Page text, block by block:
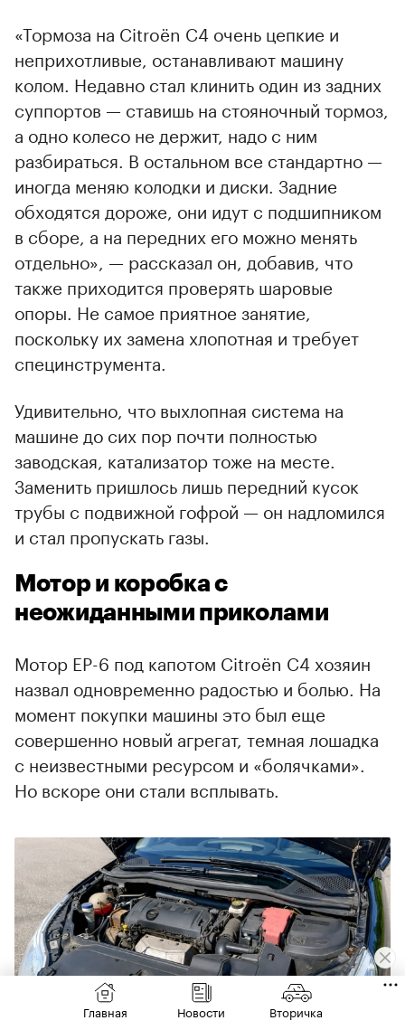
«Тормоза на Citroёn С4 очень цепкие и
неприхотливые, останавливают машину
колом. Недавно стал клинить один из задних
суппортов — ставишь на стояночный тормоз,
а одно колесо не держит, надо с ним
разбираться. В остальном все стандартно —
иногда меняю колодки и диски. Задние
обходятся дороже, они идут с подшипником
в сборе, а на передних его можно менять
отдельно», — рассказал он, добавив, что
также приходится проверять шаровые
опоры. Не самое приятное занятие,
поскольку их замена хлопотная и требует
специнструмента.
Удивительно, что выхлопная система на
машине до сих пор почти полностью
заводская, катализатор тоже на месте.
Заменить пришлось лишь передний кусок
трубы с подвижной гофрой — он надломился
и стал пропускать газы.
Мотор и коробка с
неожиданными приколами
Мотор EP-6 под капотом Citroёn С4 хозяин
назвал одновременно радостью и болью. На
момент покупки машины это был еще
совершенно новый агрегат, темная лошадка
с неизвестными ресурсом и «болячками».
Но вскоре они стали всплывать.
Главная Новости Вторичка